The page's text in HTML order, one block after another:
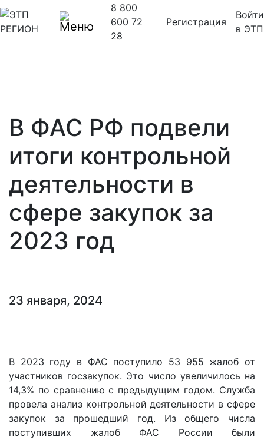
8 800
600 72
28
Регистрация
Войти
в ЭТП
В ФАС РФ подвели
итоги контрольной
деятельности в
сфере закупок за
2023 год
23 января, 2024
В 2023 году в ФАС поступило 53 955 жалоб от
участников госзакупок. Это число увеличилось на
14,3% по сравнению с предыдущим годом. Служба
провела анализ контрольной деятельности в сфере
закупок за прошедший год. Из общего числа
поступивших жалоб ФАС России были